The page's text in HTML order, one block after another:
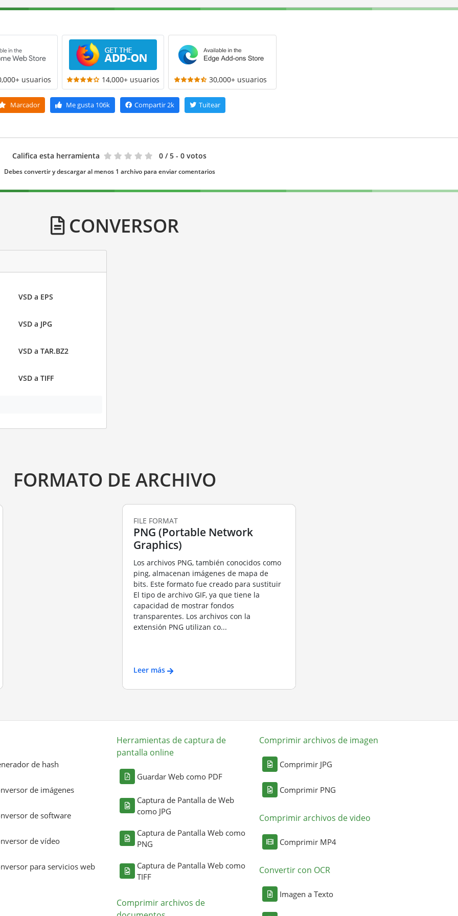
usuarios 14,000+ usuarios 30,000+ usuarios
Marcador Me gusta 106k Compartir2k Tuitear
Califica esta herramienta 0 / 5 - 0 votos
Debes convertir y descargar al menos 1 archivo para enviar comentarios
CONVERSOR
VSD a EPS
VSD a JPG
VSD a TAR.BZ2
VSD a TIFF
FORMATO DE ARCHIVO
FILE FORMAT
PNG (Portable Network
Graphics)
Los archivos PNG, también conocidos como
ping, almacenan imágenes de mapa de
bits. Este formato fue creado para sustituir
El tipo de archivo GIF, ya que tiene la
capacidad de mostrar fondos
transparentes. Los archivos con la
extensión PNG utilizan co...
Leer más
de hash
de imágenes
de software
de vídeo
para servicios web
Herramientas de captura de
pantalla online
Guardar Web como PDF
Captura de Pantalla de Web
como JPG
Captura de Pantalla Web como
PNG
Captura de Pantalla Web como
TIFF
Comprimir archivos de
Comprimir archivos de imagen
Comprimir JPG
Comprimir PNG
Comprimir archivos de video
Comprimir MP4
Convertir con OCR
Imagen a Texto